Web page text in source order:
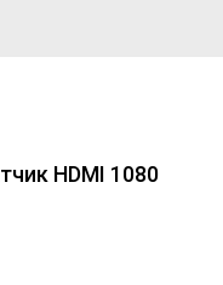
HDMI 1080